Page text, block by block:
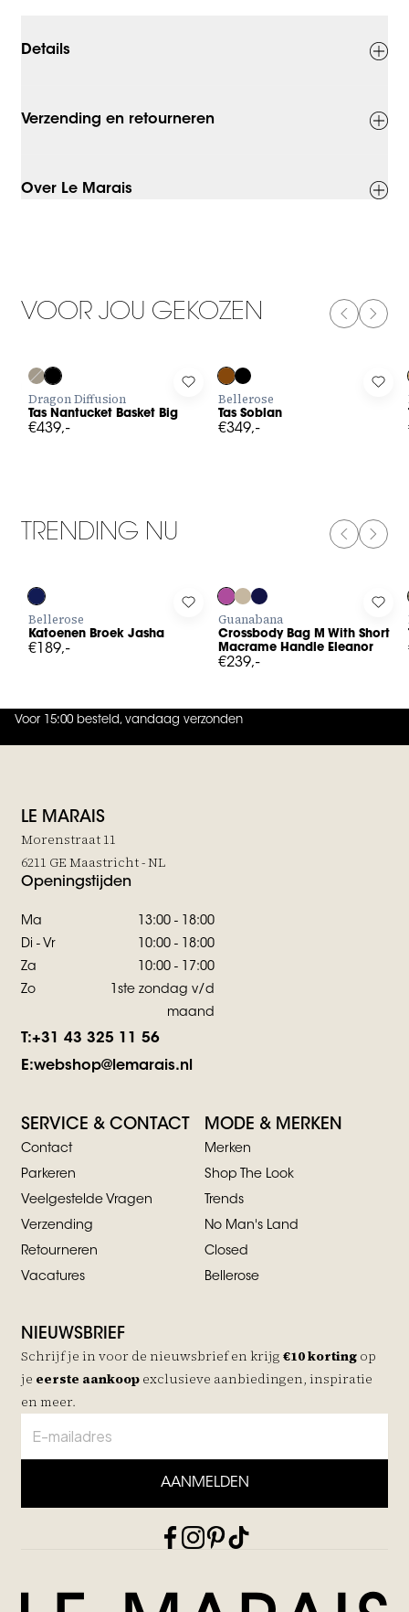
Details
Verzending en retourneren
Over Le Marais
VOOR JOU GEKOZEN
in to add Tas Nantucket Basket Big to your wishlist
Dragon Diffusion
Tas Nantucket Basket Big
€439,-
Log in to add Tas Soblan to your
Bellerose
Tas Soblan
€349,-
Log
TRENDING NU
in to add Katoenen Broek Jasha to your wishlist
Bellerose
Katoenen Broek Jasha
€189,-
Log in to add Crossbody Bag M
Guanabana
Crossbody Bag M With Short
Macrame Handle Eleanor
€239,-
Log
Voor 15:00 besteld, vandaag verzonden
4.9 uit5 (737 reviews)
LE MARAIS
Morenstraat 11
6211 GE Maastricht - NL
Openingstijden
Ma
13:00 - 18:00
Di - Vr
10:00 - 18:00
Za
10:00 - 17:00
Zo
1ste zondag v/d
maand
T:+31 43 325 11 56
E:webshop@lemarais.nl
SERVICE & CONTACT
Contact
Parkeren
Veelgestelde Vragen
Verzending
Retourneren
Vacatures
MODE & MERKEN
Merken
Shop The Look
Trends
No Man's Land
Closed
Bellerose
NIEUWSBRIEF
Schrijf je in voor de nieuwsbrief en krijg €10 korting op
je eerste aankoop exclusieve aanbiedingen, inspiratie
en meer.
AANMELDEN